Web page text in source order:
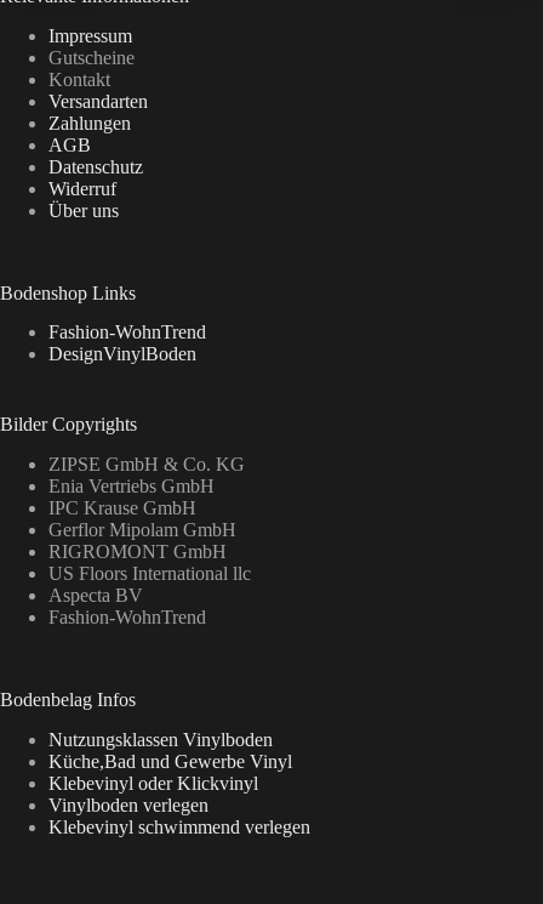
Impressum
Gutscheine
Kontakt
Versandarten
Zahlungen
AGB
Datenschutz
Widerruf
Über uns
Bodenshop Links
Fashion-WohnTrend
DesignVinylBoden
Bilder Copyrights
ZIPSE GmbH & Co. KG
Enia Vertriebs GmbH
IPC Krause GmbH
Gerflor Mipolam GmbH
RIGROMONT GmbH
US Floors International llc
Aspecta BV
Fashion-WohnTrend
Bodenbelag Infos
Nutzungsklassen Vinylboden
Küche,Bad und Gewerbe Vinyl
Klebevinyl oder Klickvinyl
Vinylboden verlegen
Klebevinyl schwimmend verlegen